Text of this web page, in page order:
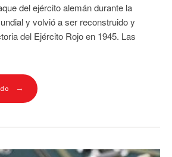
del ejército alemán durante la
y volvió a ser reconstruido y
del Ejército Rojo en 1945. Las
→